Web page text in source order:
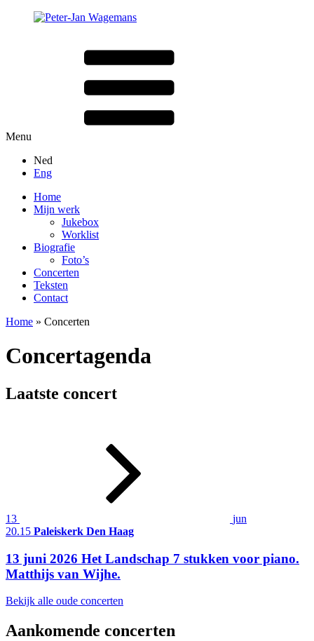
Menu
Ned
Eng
Home
Mijn werk
Jukebox
Worklist
Biografie
Foto’s
Concerten
Teksten
Contact
Home » Concerten
Concertagenda
Laatste concert
13
jun
20.15 Paleiskerk Den Haag
13 juni 2026 Het Landschap 7 stukken voor piano.
Matthijs van Wijhe.
Bekijk alle oude concerten
Aankomende concerten